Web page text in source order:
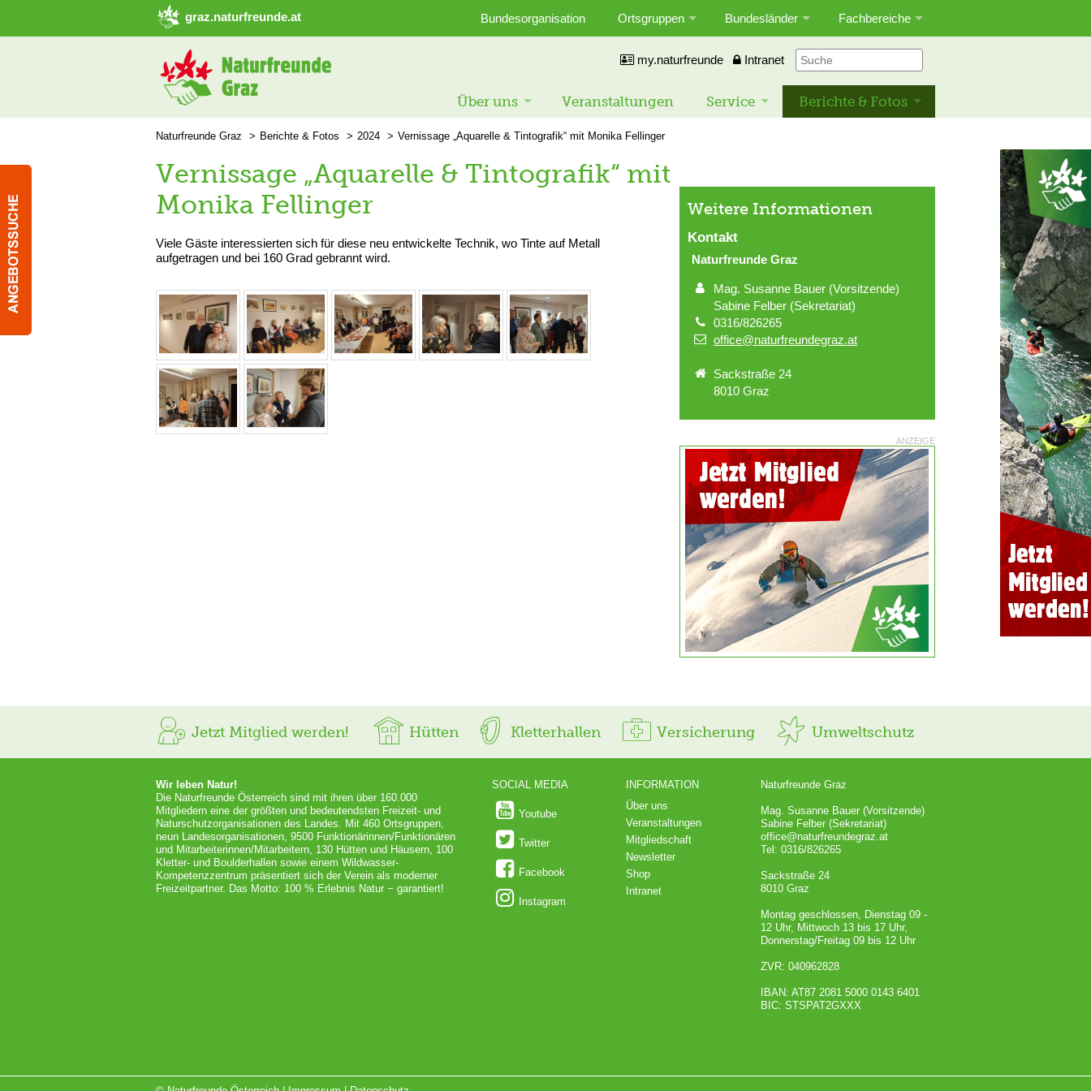
➜ Hauptregion der Seite anspringen
graz.naturfreunde.at Bundesorganisation Ortsgruppen Bundesländer Fachbereiche
my.naturfreunde Intranet
Über uns Veranstaltungen Service Berichte & Fotos
Naturfreunde Graz Berichte & Fotos 2024 Vernissage „Aquarelle & Tintografik“ mit Monika Fellinger
Vernissage „Aquarelle & Tintografik“ mit
Monika Fellinger
Viele Gäste interessierten sich für diese neu entwickelte Technik, wo Tinte auf Metall
aufgetragen und bei 160 Grad gebrannt wird.
Weitere Informationen
Kontakt
Naturfreunde Graz
Mag. Susanne Bauer (Vorsitzende)
Sabine Felber (Sekretariat)
0316/826265
office@naturfreundegraz.at
Sackstraße 24
8010 Graz
ANZEIGE
Jetzt Mitglied werden! Hütten Kletterhallen Versicherung Umweltschutz
Wir leben Natur!
Die Naturfreunde Österreich sind mit ihren über 160.000
Mitgliedern eine der größten und bedeutendsten Freizeit- und
Naturschutzorganisationen des Landes. Mit 460 Ortsgruppen,
neun Landesorganisationen, 9500 Funktionärinnen/Funktionären
und Mitarbeiterinnen/Mitarbeitern, 130 Hütten und Häusern, 100
Kletter- und Boulderhallen sowie einem Wildwasser-
Kompetenzzentrum präsentiert sich der Verein als moderner
Freizeitpartner. Das Motto: 100 % Erlebnis Natur − garantiert!
SOCIAL MEDIA
Youtube
Twitter
Facebook
Instagram
INFORMATION
Über uns
Veranstaltungen
Mitgliedschaft
Newsletter
Shop
Intranet
Naturfreunde Graz
Mag. Susanne Bauer (Vorsitzende)
Sabine Felber (Sekretariat)
office@naturfreundegraz.at
Tel: 0316/826265
Sackstraße 24
8010 Graz
Montag geschlossen, Dienstag 09 -
12 Uhr, Mittwoch 13 bis 17 Uhr,
Donnerstag/Freitag 09 bis 12 Uhr
ZVR: 040962828
IBAN: AT87 2081 5000 0143 6401
BIC: STSPAT2GXXX